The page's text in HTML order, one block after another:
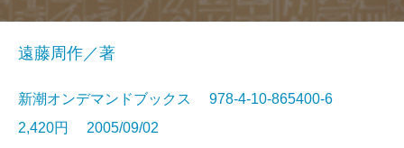
遠藤周作／著
新潮オンデマンドブックス 978-4-10-865400-6
2,420円 2005/09/02